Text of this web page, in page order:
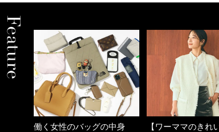
【ワーママのきれいめカジ
心地よくいられる